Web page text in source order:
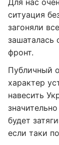
Для нас
ситуация
загоняли
зашаталась
фронт.
Публичный
характер
навесить
будет
если таки